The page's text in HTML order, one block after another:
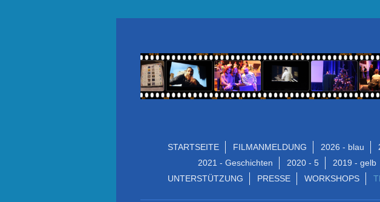
STARTSEITE FILMANMELDUNG 2026 - blau
2021 - Geschichten
2020 - 5 2019 - gelb
UNTERSTÜTZUNG
PRESSE WORKSHOPS